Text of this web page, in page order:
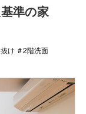
準の家
け 2階洗面